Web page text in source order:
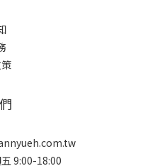
9:00-18:00